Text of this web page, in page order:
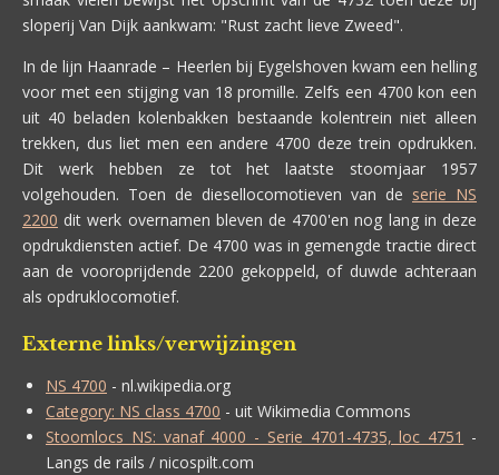
sloperij Van Dijk aankwam: "Rust zacht lieve Zweed".
In de lijn Haanrade – Heerlen bij Eygelshoven kwam een helling
voor met een stijging van 18 promille. Zelfs een 4700 kon een
uit 40 beladen kolenbakken bestaande kolentrein niet alleen
trekken, dus liet men een andere 4700 deze trein opdrukken.
Dit werk hebben ze tot het laatste stoomjaar 1957
volgehouden. Toen de diesellocomotieven van de serie NS
2200 dit werk overnamen bleven de 4700'en nog lang in deze
opdrukdiensten actief. De 4700 was in gemengde tractie direct
aan de vooroprijdende 2200 gekoppeld, of duwde achteraan
als opdruklocomotief.
Externe links/verwijzingen
NS 4700 - nl.wikipedia.org
Category: NS class 4700 - uit Wikimedia Commons
Stoomlocs NS: vanaf 4000 - Serie 4701-4735, loc 4751 -
Langs de rails / nicospilt.com